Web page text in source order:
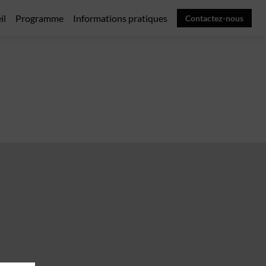
Programme Informations pratiques Contactez-nous